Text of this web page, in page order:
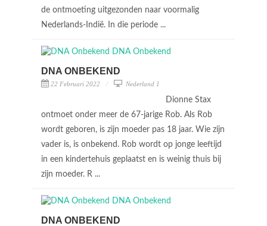
de ontmoeting uitgezonden naar voormalig
Nederlands-Indië. In die periode ...
DNA ONBEKEND
22 Februari 2022 Nederland 1
Dionne Stax
ontmoet onder meer de 67-jarige Rob. Als Rob
wordt geboren, is zijn moeder pas 18 jaar. Wie zijn
vader is, is onbekend. Rob wordt op jonge leeftijd
in een kindertehuis geplaatst en is weinig thuis bij
zijn moeder. R ...
DNA ONBEKEND